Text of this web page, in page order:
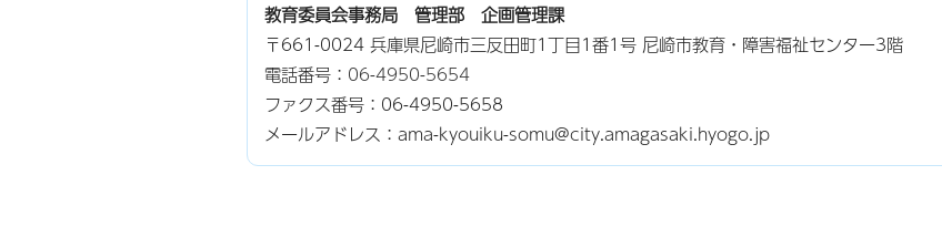
教育委員会事務局 管理部 企画管理課
〒661-0024 兵庫県尼崎市三反田町1丁目1番1号 尼崎市教育・障害福祉センター3階
電話番号： 06-4950-5654
ファクス番号：06-4950-5658
メールアドレス：ama-kyouiku-somu@city.amagasaki.hyogo.jp